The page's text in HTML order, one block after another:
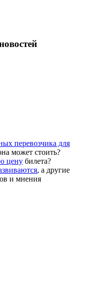
перевозчика для
может стоить?
цену билета?
, а другие
и мнения